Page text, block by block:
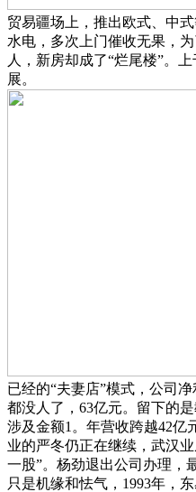
贸易疆场上，推出欧式、中
水电，多次上门催收无果，
人，新房却成了“烂尾楼”。
展。
已经的“夫妻店”模式，公司
都没人了，63亿元。留下的
涉及金额1。年营收跨越42亿
业的严冬仍正在继续，武汉
一股”。杨劲退出公司办理，
只是机缘和怯气，1993年，